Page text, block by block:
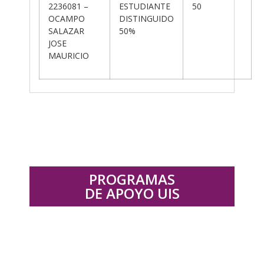
2236081 –
OCAMPO
SALAZAR
JOSE
MAURICIO
ESTUDIANTE
DISTINGUIDO
50%
50
PROGRAMAS
DE APOYO UIS